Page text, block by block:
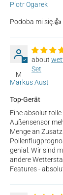
Piotr Ogarek
Podoba mi się.👍
M
Set
Markus Aust
Top-Gerät
Eine absolut
Außensensor
Menge an
genial. Wir sind
andere
Features -